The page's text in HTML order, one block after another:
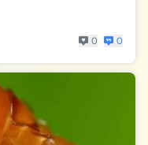
0 0